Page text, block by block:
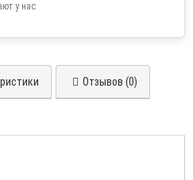
у нас
Отзывов (0)